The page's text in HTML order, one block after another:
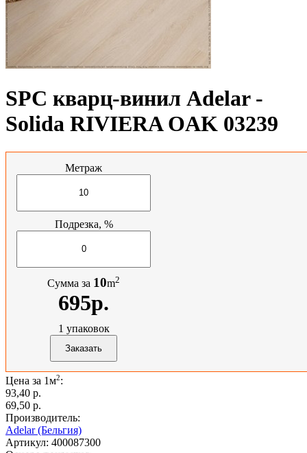
SPC кварц-винил Adelar -
Solida RIVIERA OAK 03239
Метраж
Подрезка, %
Сумма за 10m2
695р.
1 упаковок
Цена за 1м2:
93,40 p.
69,50 p.
Производитель:
Adelar (Бельгия)
Артикул: 400087300